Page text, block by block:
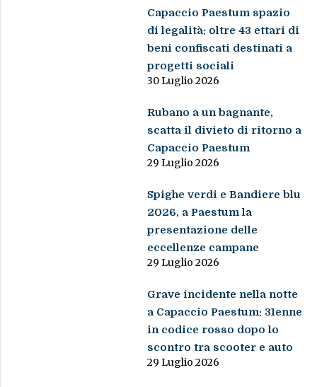
Capaccio Paestum spazio
di legalità: oltre 43 ettari di
beni confiscati destinati a
progetti sociali
30 Luglio 2026
Rubano a un bagnante,
scatta il divieto di ritorno a
Capaccio Paestum
29 Luglio 2026
Spighe verdi e Bandiere blu
2026, a Paestum la
presentazione delle
eccellenze campane
29 Luglio 2026
Grave incidente nella notte
a Capaccio Paestum: 31enne
in codice rosso dopo lo
scontro tra scooter e auto
29 Luglio 2026